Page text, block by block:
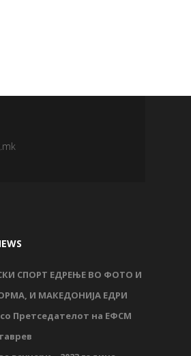
СПОРТ ЕДРЕЊЕ ВО ФОТО И
И МАКЕДОНИЈА ЕДРИ
со Претседателот на ЕФСМ